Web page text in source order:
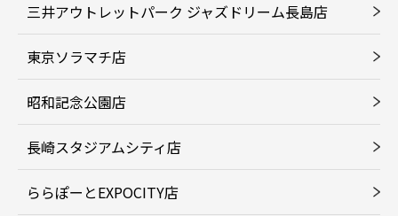
三井アウトレットパーク ジャズドリーム長島店
東京ソラマチ店
昭和記念公園店
長崎スタジアムシティ店
ららぽーとEXPOCITY店